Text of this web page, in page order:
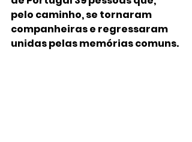
pelo caminho, se tornaram
companheiras e regressaram
unidas pelas memórias comuns.